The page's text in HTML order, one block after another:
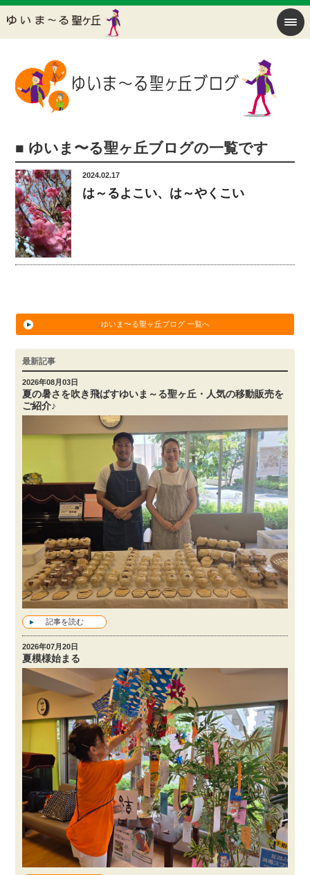
■ ゆいま〜る聖ヶ丘ブログの一覧です
2024.02.17
は～るよこい、は～やくこい
ゆいま〜る聖ヶ丘ブログ 一覧へ
最新記事
2026年08月03日
夏の暑さを吹き飛ばすゆいま～る聖ヶ丘・人気の移動販売を
ご紹介♪
記事を読む
2026年07月20日
夏模様始まる